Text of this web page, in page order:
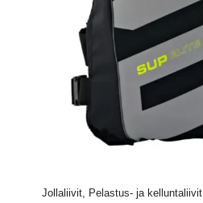
Jollaliivit, Pelastus- ja kelluntaliivit